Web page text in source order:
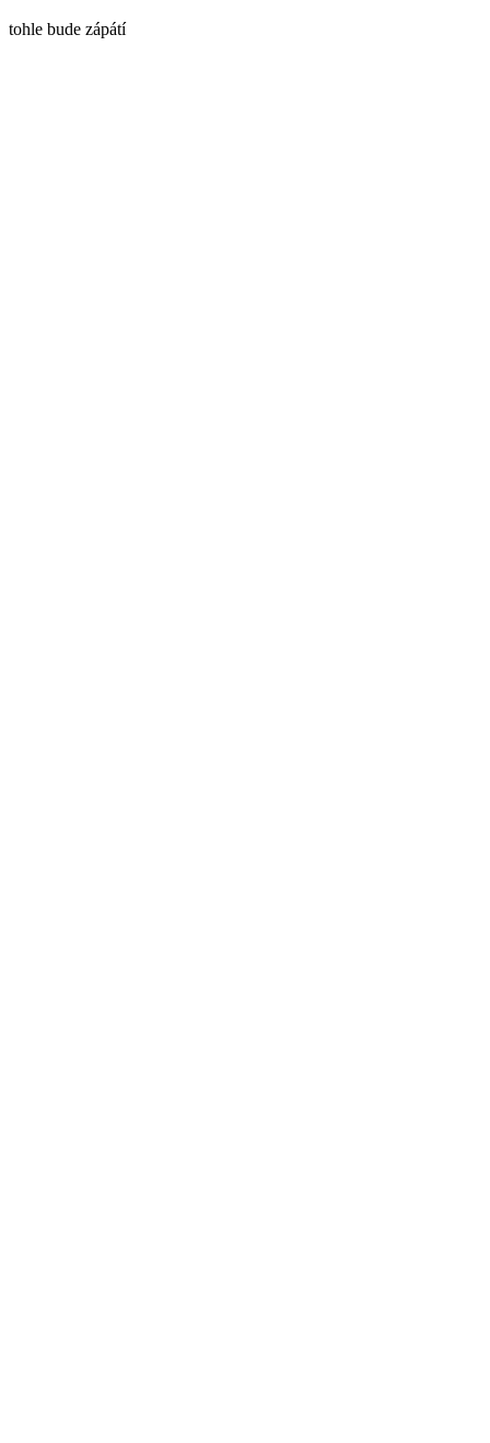
tohle bude zápátí